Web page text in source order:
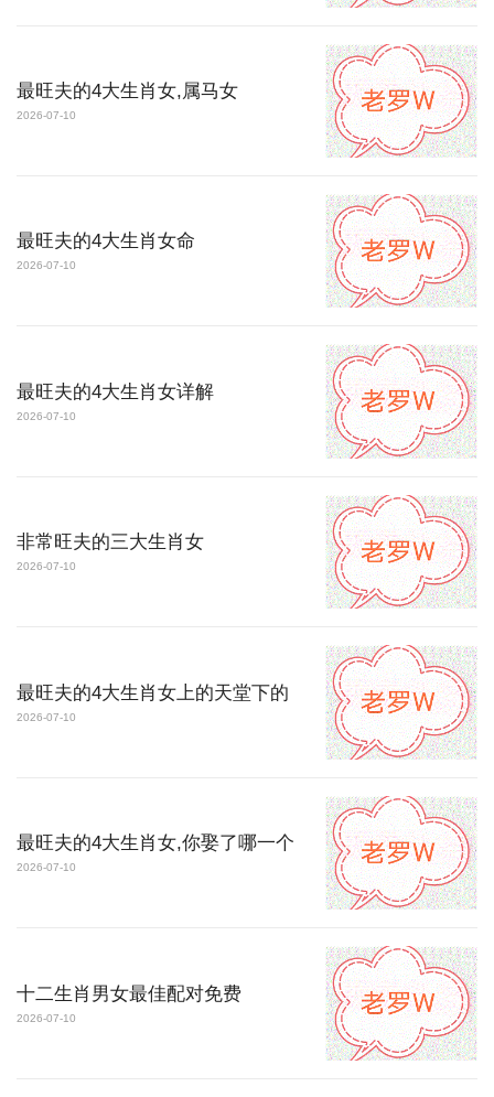
最旺夫的4大生肖女,属马女
2026-07-10
最旺夫的4大生肖女命
2026-07-10
最旺夫的4大生肖女详解
2026-07-10
非常旺夫的三大生肖女
2026-07-10
最旺夫的4大生肖女上的天堂下的
2026-07-10
最旺夫的4大生肖女,你娶了哪一个
2026-07-10
十二生肖男女最佳配对免费
2026-07-10